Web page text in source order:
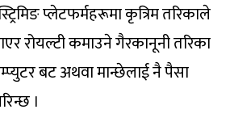
प्लेटफर्महरूमा कृत्रिम तरिकाले
रोयल्टी कमाउने गैरकानूनी तरिका
बट अथवा मान्छेलाई नै पैसा
।